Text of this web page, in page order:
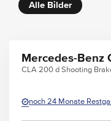
Alle Bilder
Mercedes-Benz
CLA 200 d Shooting
noch 24 Monate